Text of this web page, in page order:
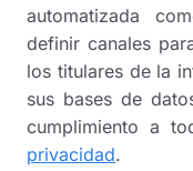
automatizada
definir canales
los titulares de la
sus bases de
cumplimiento a
privacidad.